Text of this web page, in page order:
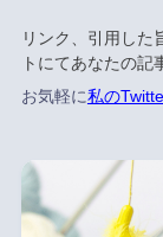
リンク、引用した
トにてあなたの記
お気軽に私の